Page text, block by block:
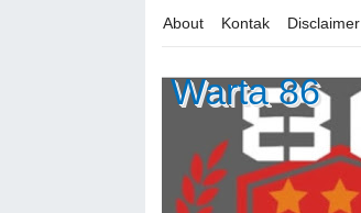
About Kontak Disclaimer
Warta 86